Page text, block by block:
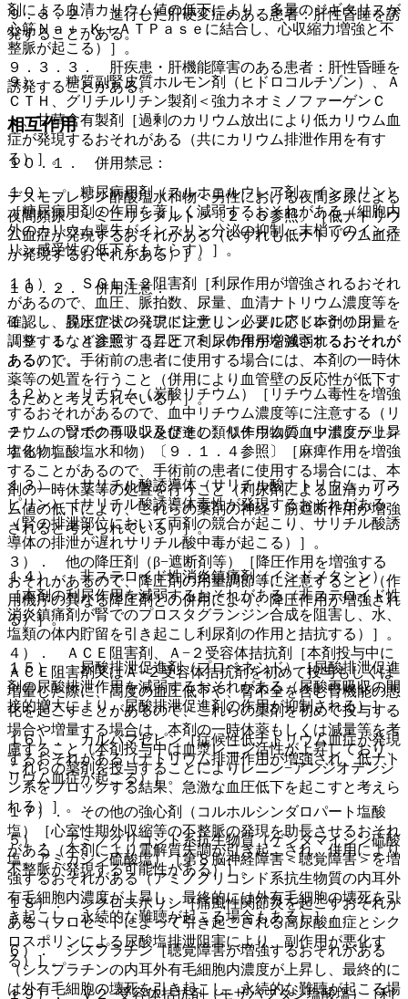
剤による血清カリウム値の低下により、多量のジギタリスが
心筋Ｎａ＋−Ｋ＋ＡＴＰａｓｅに結合し、心収縮力増強と不
整脈が起こる）］。
９）． 糖質副腎皮質ホルモン剤（ヒドロコルチゾン）、Ａ
ＣＴＨ、グリチルリチン製剤＜強力ネオミノファーゲンＣ
＞、甘草含有製剤［過剰のカリウム放出により低カリウム血
症が発現するおそれがある（共にカリウム排泄作用を有す
る）］。
１０）． 糖尿病用剤（スルホニルウレア剤、インスリン）
［糖尿病用剤の作用を著しく減弱するおそれがある（細胞内
外のカリウム喪失がインスリン分泌の抑制、末梢でのインス
リン感受性の低下をもたらす）］。
１１）． ＳＧＬＴ２阻害剤［利尿作用が増強されるおそれ
があるので、血圧、脈拍数、尿量、血清ナトリウム濃度等を
確認し、脱水症状の発現に注意し、必要に応じ本剤の用量を
調整するなど注意すること（利尿作用が増強されるおそれが
ある）］。
１２）． リチウム（炭酸リチウム）［リチウム毒性を増強
するおそれがあるので、血中リチウム濃度等に注意する（リ
チウムの腎での再吸収を促進し、リチウムの血中濃度が上昇
する）］。
１３）． サリチル酸誘導体（サリチル酸ナトリウム、アス
ピリン）［サリチル酸誘導体毒性が発現するおそれがある
（腎の排泄部位において両剤の競合が起こり、サリチル酸誘
導体の排泄が遅れサリチル酸中毒が起こる）］。
１４）． 非ステロイド性消炎鎮痛剤（インドメタシン）
［本剤の利尿作用を減弱するおそれがある（非ステロイド性
消炎鎮痛剤が腎でのプロスタグランジン合成を阻害し、水、
塩類の体内貯留を引き起こし利尿剤の作用と拮抗する）］。
１５）． 尿酸排泄促進剤（プロベネシド）［尿酸排泄促進
剤の尿酸排泄作用を減弱するおそれがある（尿酸再吸収の間
接的増大により、尿酸排泄促進剤の作用が抑制される）］。
１６）． カルバマゼピン［症候性低ナトリウム血症が発現
するおそれがある（ナトリウム排泄作用が増強され、低ナト
リウム血症が起こる）］。
１７）． その他の強心剤（コルホルシンダロパート塩酸
塩）［心室性期外収縮等の不整脈の発現を助長させるおそれ
がある（本剤により電解質失調が引き起こされ、併用により
不整脈が発現する可能性がある）］。
１８）． シクロスポリン［痛風性関節炎を起こすおそれが
ある（フロセミドによって引き起こされる高尿酸血症とシク
ロスポリンによる尿酸塩排泄阻害により、副作用が悪化す
る）］。
１９）． Ｖ２−受容体拮抗剤（モザバプタン塩酸塩）［利
９．３．２． 進行した肝硬変症のある患者：肝性昏睡を誘
発することがある。
９．３．３． 肝疾患・肝機能障害のある患者：肝性昏睡を
誘発することがある。
相互作用
１０．１． 併用禁忌：
デスモプレシン酢酸塩水和物＜男性における夜間多尿による
夜間頻尿＞＜ミニリンメルト＞〔２．５参照〕［低ナトリウ
ム血症が発現するおそれがある（いずれも低ナトリウム血症
が発現するおそれがある）］。
１０．２． 併用注意：
１）． 昇圧アミン（アドレナリン、ノルアドレナリン）
〔９．１．４参照〕［昇圧アミンの作用を減弱するおそれが
あるので、手術前の患者に使用する場合には、本剤の一時休
薬等の処置を行うこと（併用により血管壁の反応性が低下す
るためと考えられている）］。
２）． ツボクラリン及びその類似作用物質（ツボクラリン
塩化物塩酸塩水和物）〔９．１．４参照〕［麻痺作用を増強
することがあるので、手術前の患者に使用する場合には、本
剤の一時休薬等の処置を行うこと（利尿剤による血清カリウ
ム値の低下により、これらの薬剤の神経・筋遮断作用が増強
されると考えられている）］。
３）． 他の降圧剤（β−遮断剤等）［降圧作用を増強する
おそれがあるので、降圧剤の用量調節等に注意すること（作
用機序の異なる降圧剤との併用により、降圧作用が増強され
る）］。
４）． ＡＣＥ阻害剤、Ａ−２受容体拮抗剤［本剤投与中に
ＡＣＥ阻害剤又はＡ−２受容体拮抗剤を初めて投与もしくは
増量した際に、高度の血圧低下や、腎不全を含む腎機能の悪
化を起こすことがあるので、これらの薬剤を初めて投与する
場合や増量する場合は、本剤の一時休薬もしくは減量等を考
慮すること（本剤投与中は血漿レニン活性が上昇しており、
これらの薬剤を投与することによりレニン−アンジオテンシ
ン系をブロックする結果、急激な血圧低下を起こすと考えら
れる）］。
５）． アミノグリコシド系抗生物質（ゲンタマイシン硫酸
塩、アミカシン硫酸塩）［第８脳神経障害＜聴覚障害＞を増
強するおそれがある（アミノグリコシド系抗生物質の内耳外
有毛細胞内濃度が上昇し、最終的には外有毛細胞の壊死を引
き起こし、永続的な難聴が起こる場合もある）］。
６）． シスプラチン［聴覚障害が増強するおそれがある
（シスプラチンの内耳外有毛細胞内濃度が上昇し、最終的に
は外有毛細胞の壊死を引き起こし、永続的な難聴が起こる場